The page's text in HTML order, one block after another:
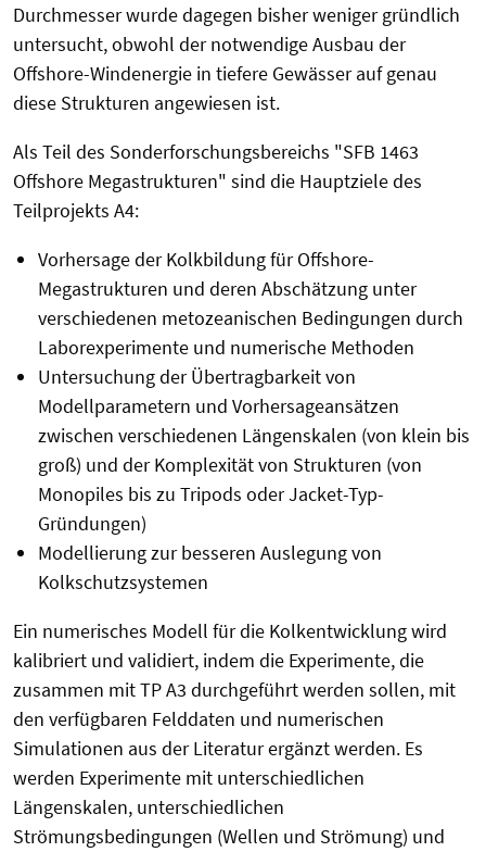
Durchmesser wurde dagegen bisher weniger gründlich
untersucht, obwohl der notwendige Ausbau der
Offshore-Windenergie in tiefere Gewässer auf genau
diese Strukturen angewiesen ist.
Als Teil des Sonderforschungsbereichs "SFB 1463
Offshore Megastrukturen" sind die Hauptziele des
Teilprojekts A4:
Vorhersage der Kolkbildung für Offshore-
Megastrukturen und deren Abschätzung unter
verschiedenen metozeanischen Bedingungen durch
Laborexperimente und numerische Methoden
Untersuchung der Übertragbarkeit von
Modellparametern und Vorhersageansätzen
zwischen verschiedenen Längenskalen (von klein bis
groß) und der Komplexität von Strukturen (von
Monopiles bis zu Tripods oder Jacket-Typ-
Gründungen)
Modellierung zur besseren Auslegung von
Kolkschutzsystemen
Ein numerisches Modell für die Kolkentwicklung wird
kalibriert und validiert, indem die Experimente, die
zusammen mit TP A3 durchgeführt werden sollen, mit
den verfügbaren Felddaten und numerischen
Simulationen aus der Literatur ergänzt werden. Es
werden Experimente mit unterschiedlichen
Längenskalen, unterschiedlichen
Strömungsbedingungen (Wellen und Strömung) und